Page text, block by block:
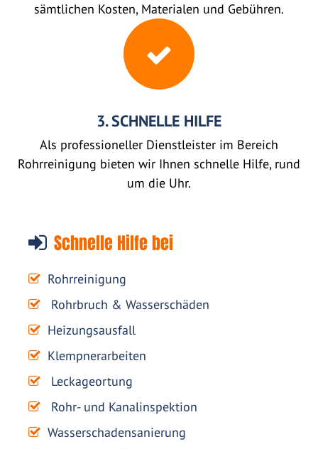
sämtlichen Kosten, Materialen und Gebühren.
3. SCHNELLE HILFE
Als professioneller Dienstleister im Bereich
Rohrreinigung bieten wir Ihnen schnelle Hilfe, rund
um die Uhr.
Schnelle Hilfe bei
Rohrreinigung
Rohrbruch & Wasserschäden
Heizungsausfall
Klempnerarbeiten
Leckageortung
Rohr- und Kanalinspektion
Wasserschadensanierung